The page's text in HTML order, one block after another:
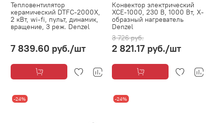
Тепловентилятор
керамический DTFC-2000X,
2 кВт, wi-fi, пульт, динамик,
вращение, 3 реж. Denzel
7 839.60 руб./шт
Конвектор электрический
XCE-1000, 230 В, 1000 Вт, X-
образный нагреватель
Denzel
3 726 руб.
2 821.17 руб./шт
-24% -24%